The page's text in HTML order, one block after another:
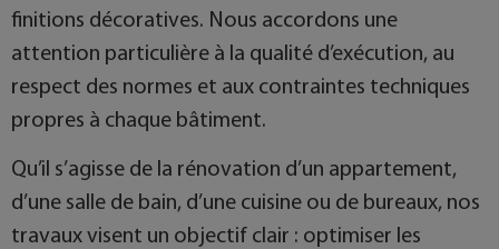
finitions décoratives. Nous accordons une
attention particulière à la qualité d’exécution, au
respect des normes et aux contraintes techniques
propres à chaque bâtiment.
Qu’il s’agisse de la rénovation d’un appartement,
d’une salle de bain, d’une cuisine ou de bureaux, nos
travaux visent un objectif clair : optimiser les